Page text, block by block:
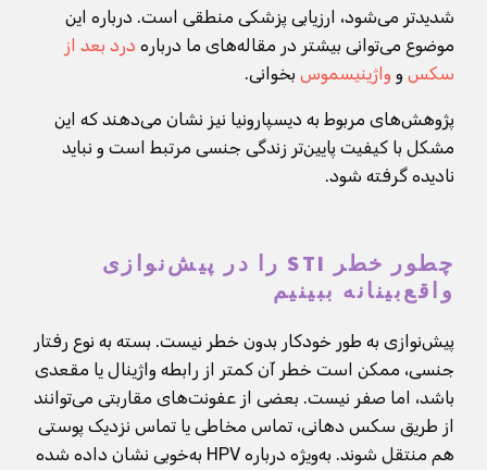
شدیدتر می‌شود، ارزیابی پزشکی منطقی است. درباره این
موضوع می‌توانی بیشتر در مقاله‌های ما درباره درد بعد از
سکس و واژینیسموس بخوانی.
پژوهش‌های مربوط به دیسپارونیا نیز نشان می‌دهند که این
مشکل با کیفیت پایین‌تر زندگی جنسی مرتبط است و نباید
نادیده گرفته شود.
چطور خطر STI را در پیش‌نوازی
واقع‌بینانه ببینیم
پیش‌نوازی به طور خودکار بدون خطر نیست. بسته به نوع رفتار
جنسی، ممکن است خطر آن کمتر از رابطه واژینال یا مقعدی
باشد، اما صفر نیست. بعضی از عفونت‌های مقاربتی می‌توانند
از طریق سکس دهانی، تماس مخاطی یا تماس نزدیک پوستی
هم منتقل شوند. به‌ویژه درباره HPV به‌خوبی نشان داده شده